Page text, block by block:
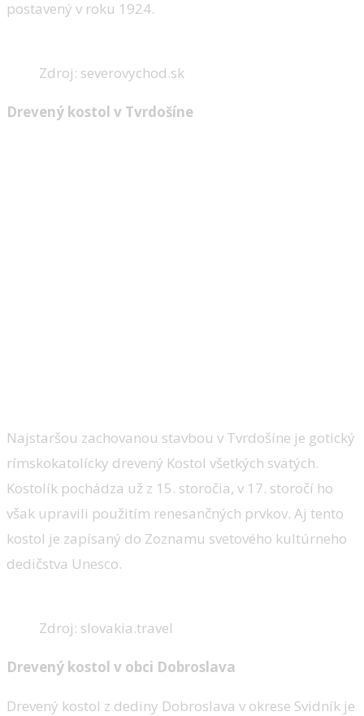
postavený v roku 1924.
Zdroj: severovychod.sk
Drevený kostol v Tvrdošíne
Najstaršou zachovanou stavbou v Tvrdošíne je gotický
rímskokatolícky drevený Kostol všetkých svätých.
Kostolík pochádza už z 15. storočia, v 17. storočí ho
však upravili použitím renesančných prvkov. Aj tento
kostol je zapísaný do Zoznamu svetového kultúrneho
dedičstva Unesco.
Zdroj: slovakia.travel
Drevený kostol v obci Dobroslava
Drevený kostol z dediny Dobroslava v okrese Svidník je